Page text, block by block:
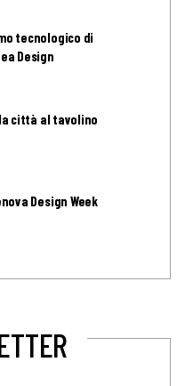
tecnologico di
Design
città al tavolino
Design Week